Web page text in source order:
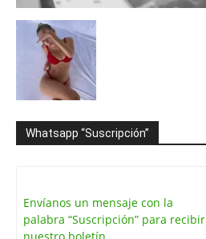
Whatsapp “Suscripción”
Envíanos un mensaje con la
palabra “Suscripción” para recibir